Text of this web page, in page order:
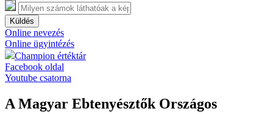
Küldés
Online nevezés
Online ügyintézés
Champion értéktár
Facebook oldal
Youtube csatorna
A Magyar Ebtenyésztők Országos